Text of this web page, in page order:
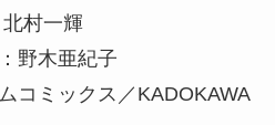
村一輝
野木亜紀子
コミックス／KADOKAWA